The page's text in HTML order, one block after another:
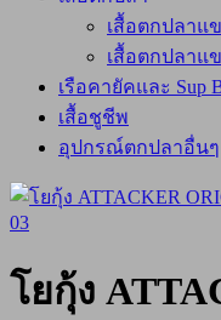
เสื้อตกปลาแ
เสื้อตกปลาแ
เรือคายัคและ Sup
เสื้อชูชีพ
อุปกรณ์ตกปลาอื่นๆ
โยกุ้ง